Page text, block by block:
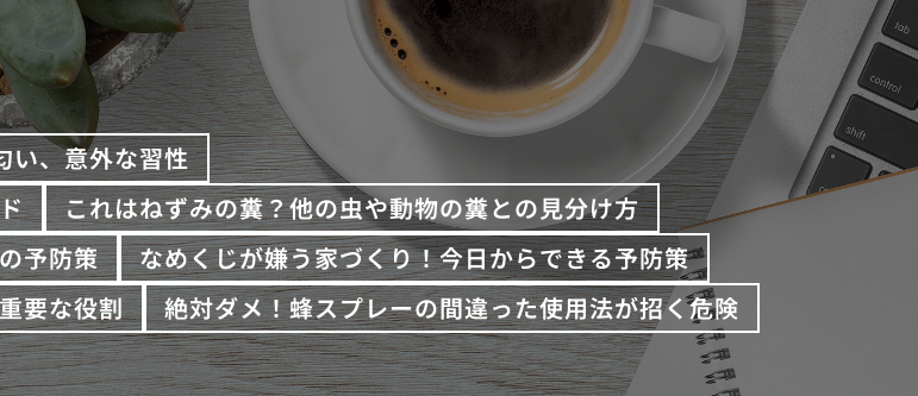
い、意外な習性
これはねずみの糞？他の虫や動物の糞との見分け方
予防策
なめくじが嫌う家づくり！今日からできる予防策
要な役割
絶対ダメ！蜂スプレーの間違った使用法が招く危険